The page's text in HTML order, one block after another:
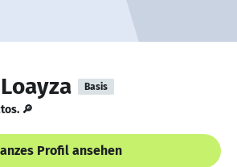
Basis
🔎
Profil ansehen